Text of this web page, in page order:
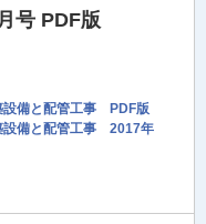
号 PDF版
設備と配管工事 PDF版
設備と配管工事 2017年